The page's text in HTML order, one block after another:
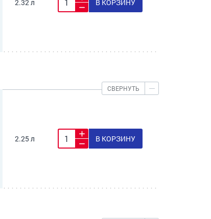
2.32 л В КОРЗИНУ
СВЕРНУТЬ
2.25 л В КОРЗИНУ